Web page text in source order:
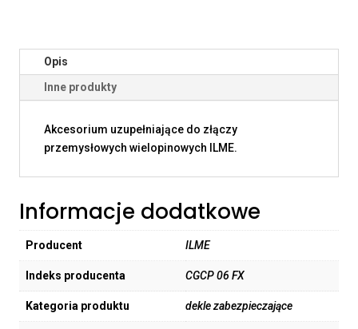
Opis
Inne produkty
Akcesorium uzupełniające do złączy
przemysłowych wielopinowych ILME.
Informacje dodatkowe
Producent ILME
Indeks producenta CGCP 06 FX
Kategoria produktu dekle zabezpieczające